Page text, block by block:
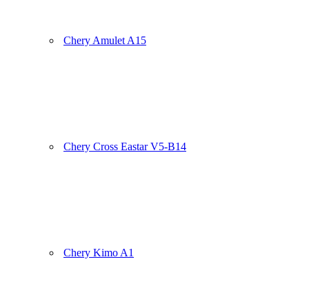
Chery Amulet A15
Chery Cross Eastar V5-B14
Chery Kimo A1